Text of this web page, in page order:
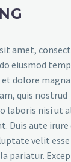
amet,
eiusmod
dolore
quis nostrud
laboris nisi ut
Duis aute
velit
pariatur.